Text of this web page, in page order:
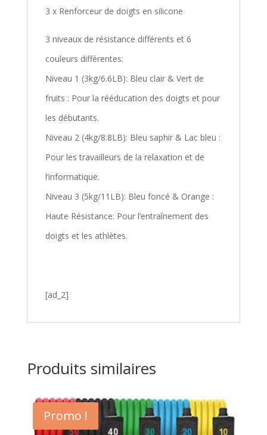
3 x Renforceur de doigts en silicone
3 niveaux de résistance différents et 6
couleurs différentes:
Niveau 1 (3kg/6.6LB): Bleu clair & Vert de
fruits : Pour la rééducation des doigts et pour
les débutants.
Niveau 2 (4kg/8.8LB): Bleu saphir & Lac bleu :
Pour les travailleurs de la relaxation et de
l’informatique.
Niveau 3 (5kg/11LB): Bleu foncé & Orange :
Haute Résistance: Pour l’entraînement des
doigts et les athlètes.
[ad_2]
Produits similaires
Promo !